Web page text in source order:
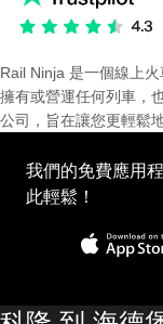
Rail Ninja 是一個線上
擁有或營運任何列車，
公司，旨在讓您更輕鬆
我們的免費應用
此輕鬆！